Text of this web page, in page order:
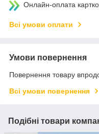
Онлайн-оплата
Всі умови оплати
Умови повернення
Повернення товару
Всі умови повернення
Подібні товари